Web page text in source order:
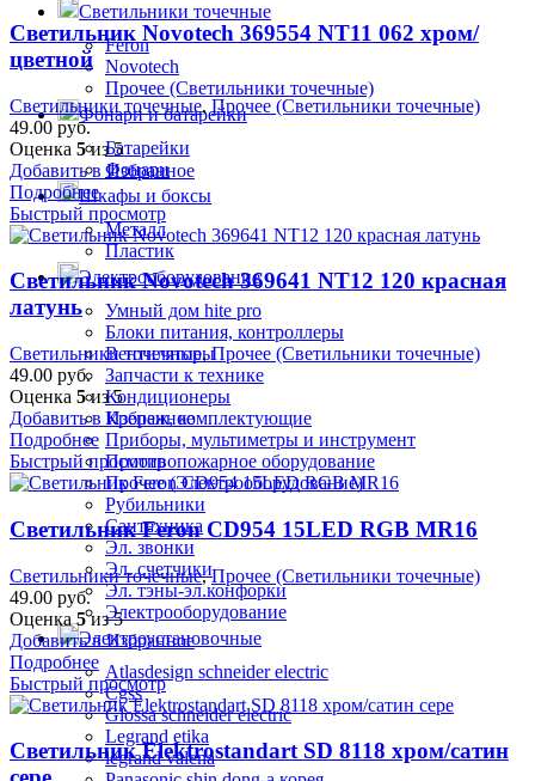
Светильники точечные
Feron
Novotech
Прочее (Светильники точечные)
Фонари и батарейки
Батарейки
Фонари
Шкафы и боксы
Металл
Пластик
Электрооборудование
Умный дом hite pro
Блоки питания, контроллеры
Вентиляторы
Запчасти к технике
Кондиционеры
Крепеж, комплектующие
Приборы, мультиметры и инструмент
Противопожарное оборудование
Прочее (Электрооборудование)
Рубильники
Сантехника
Эл. звонки
Эл. счетчики
Эл. тэны-эл.конфорки
Электрооборудование
Электроустановочные
Atlasdesign schneider electric
Cgss
Glossa schneider electric
Legrand etika
legrand valena
Светильник Novotech 369554 NT11 062 хром/
цветной
Светильники точечные, Прочее (Светильники точечные)
49.00 руб.
Оценка 5из 5
Добавить в Избранное
Подробнее
Быстрый просмотр
Светильник Novotech 369641 NT12 120 красная
латунь
Светильники точечные,Прочее (Светильники точечные)
49.00 руб.
Оценка 5из 5
Добавить в Избранное
Подробнее
Быстрый просмотр
Светильник Feron CD954 15LED RGB MR16
Светильники точечные,Прочее (Светильники точечные)
49.00 руб.
Оценка5из 5
Добавить в Избранное
Подробнее
Быстрый просмотр
Светильник Elektrostandart SD 8118 хром/сатин